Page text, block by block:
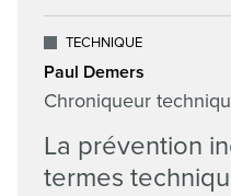
TECHNIQUE
Paul Demers
Chroniqueur
La prévention
termes